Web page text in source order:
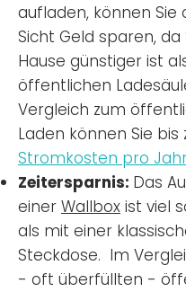
aufladen, können Sie
Sicht Geld sparen, da
Hause günstiger ist
öffentlichen
Vergleich zum
Laden können Sie bis
Stromkosten pro
Zeitersparnis: Das
einer Wallbox ist viel
als mit einer
Steckdose. Im
- oft überfüllten -